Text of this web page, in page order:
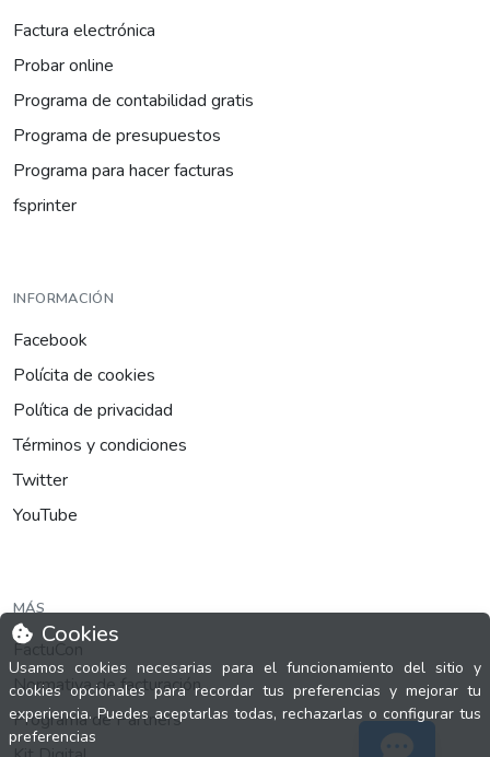
Cookies
Usamos cookies necesarias para el funcionamiento del sitio y
cookies opcionales para recordar tus preferencias y mejorar tu
experiencia. Puedes aceptarlas todas, rechazarlas o configurar tus
preferencias
Factura electrónica
Probar online
Programa de contabilidad gratis
Programa de presupuestos
Programa para hacer facturas
fsprinter
INFORMACIÓN
Facebook
Polícita de cookies
Política de privacidad
Términos y condiciones
Twitter
YouTube
MÁS
FactuCon
Normativa de facturación
Programa de Partners